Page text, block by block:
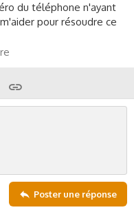
du téléphone n'ayant
pour résoudre ce
Email
Poster une réponse